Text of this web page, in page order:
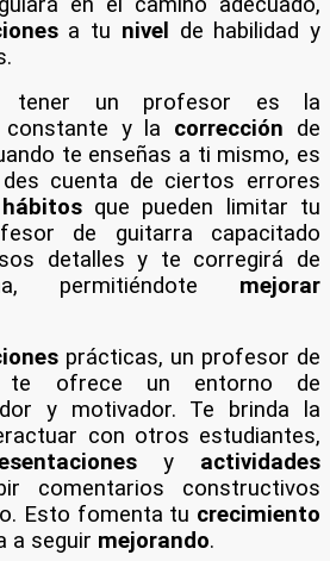
a tu nivel
de habilidad y
tener un profesor es la
constante y la corrección de
te enseñas a ti mismo, es
cuenta de ciertos errores
hábitosque pueden limitar tu
de guitarra capacitado
detalles y te corregirá de
permitiéndote mejorar
prácticas, un profesor de
te ofrece un entorno de
y motivador. Te brinda la
con otros estudiantes,
y actividades
comentarios constructivos
Esto fomenta tu crecimiento
a seguir mejorando.